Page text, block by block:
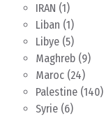
IRAN (1)
Liban (1)
Libye (5)
Maghreb (9)
Maroc (24)
Palestine (140)
Syrie (6)